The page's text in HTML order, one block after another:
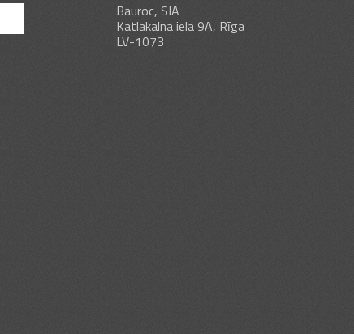
Bauroc, SIA
Katlakalna iela 9A, Rīga
LV-1073